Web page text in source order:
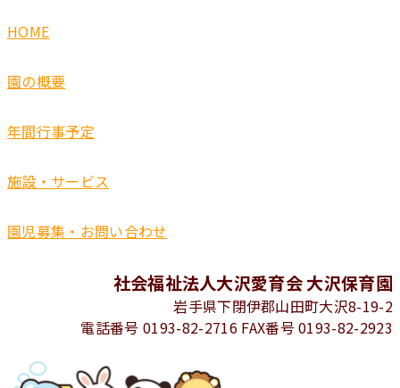
HOME
園の概要
年間行事予定
施設・サービス
園児募集・お問い合わせ
社会福祉法人大沢愛育会 大沢保育園
岩手県下閉伊郡山田町大沢8-19-2
電話番号 0193-82-2716 FAX番号 0193-82-2923